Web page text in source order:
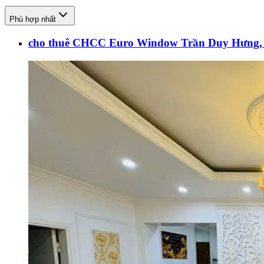
Phù hợp nhất
cho thuê CHCC Euro Window Trần Duy